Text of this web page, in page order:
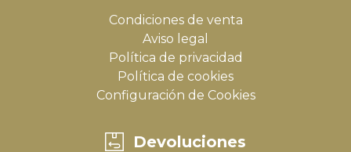
Condiciones de venta
Aviso legal
Política de privacidad
Política de cookies
Configuración de Cookies
Devoluciones